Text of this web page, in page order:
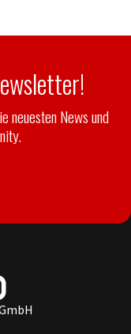
neuesten News und